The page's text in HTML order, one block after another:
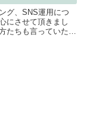
グ、SNS運用につ
にさせて頂きまし
たちも言っていたよ